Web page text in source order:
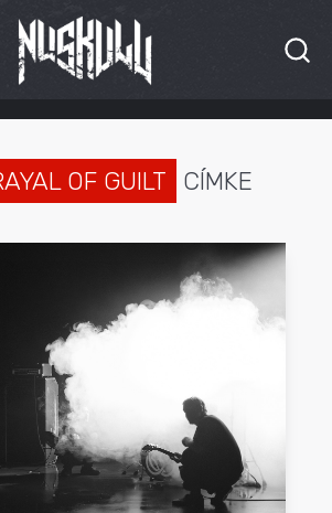
OF GUILT CÍMKE